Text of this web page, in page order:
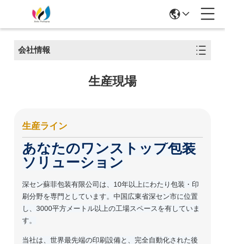
会社情報
生産現場
生産ライン
あなたのワンストップ包装
ソリューション
深セン蘇菲包装有限公司は、10年以上にわたり包装・印
刷分野を専門としています。中国広東省深セン市に位置
し、3000平方メートル以上の工場スペースを有していま
す。
当社は、世界最先端の印刷設備と、完全自動化された後